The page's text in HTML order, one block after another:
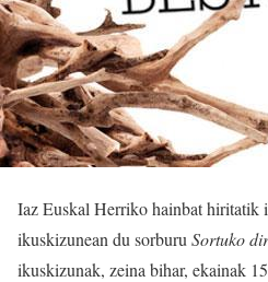
Iaz Euskal Herriko hainbat hiritatik
ikuskizunean du sorburu Sortuko
ikuskizunak, zeina bihar, ekainak